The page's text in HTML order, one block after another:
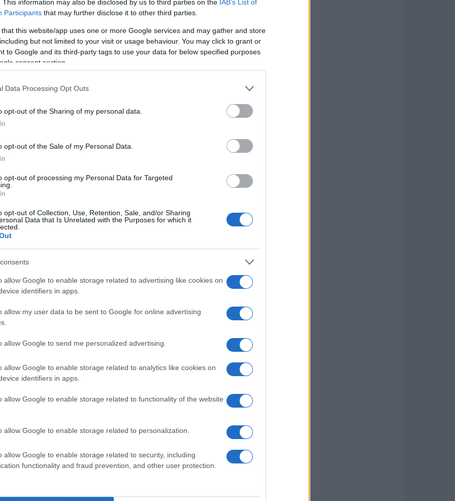
This information may also be disclosed by us to third parties on the IAB’s List of
Participants that may further disclose it to other third parties.
that this website/app uses one or more Google services and may gather and store
but not limited to your visit or usage behaviour. You may click to grant or
to Google and its third-party tags to use your data for below specified purposes
consent section.
Data Processing Opt Outs
opt-out of the Sharing of my personal data.
opt-out of the Sale of my Personal Data.
opt-out of processing my Personal Data for Targeted
opt-out of Collection, Use, Retention, Sale, and/or Sharing
Data that Is Unrelated with the Purposes for which it
allow Google to enable storage related to advertising like cookies on
identifiers in apps.
allow my user data to be sent to Google for online advertising
allow Google to send me personalized advertising.
allow Google to enable storage related to analytics like cookies on
identifiers in apps.
allow Google to enable storage related to functionality of the website
allow Google to enable storage related to personalization.
allow Google to enable storage related to security, including
functionality and fraud prevention, and other user protection.
Botnia y el Golfo de Finlandia
Hay impresionantes parques nacionales
situados en el mundo helado de sus
con un gran número de encantadoras
que podrá descubrir.
Finlandia
y de las titilantes auroras boreales, es
bosques cubiertos de nieve y
paisaje.